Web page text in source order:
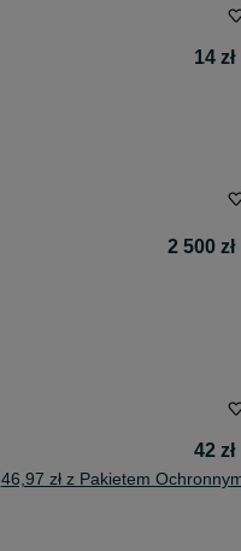
14 zł
2 500 zł
42 zł
46,97 zł z Pakietem